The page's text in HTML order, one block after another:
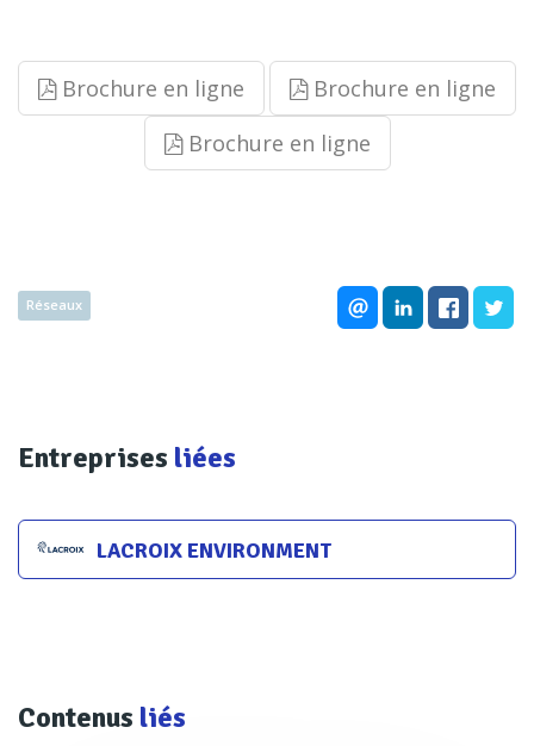
Brochure en ligne
Brochure en ligne
Brochure en ligne
Réseaux
Entreprises liées
LACROIX ENVIRONMENT
Contenus liés